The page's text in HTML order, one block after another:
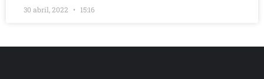
30 abril, 2022 15:16